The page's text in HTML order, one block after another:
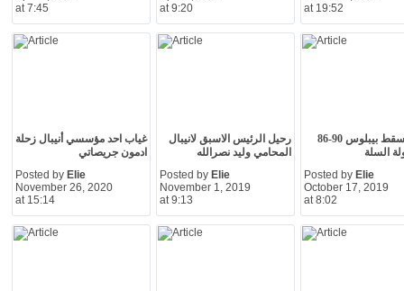
at 7:45
at 9:20
at 19:52
غياب احد مؤسسي أنيبال زحلة
ادمون جريصاتي
Posted by Elie
November 26, 2020
at 15:14
رحيل الرئيس الاسبق لانيبال
المحامي وليد نصرالله
Posted by Elie
November 1, 2019
at 9:13
انيبال يسقط بيبلوس 90-86
السلة
Posted by Elie
October 17, 2019
at 8:02